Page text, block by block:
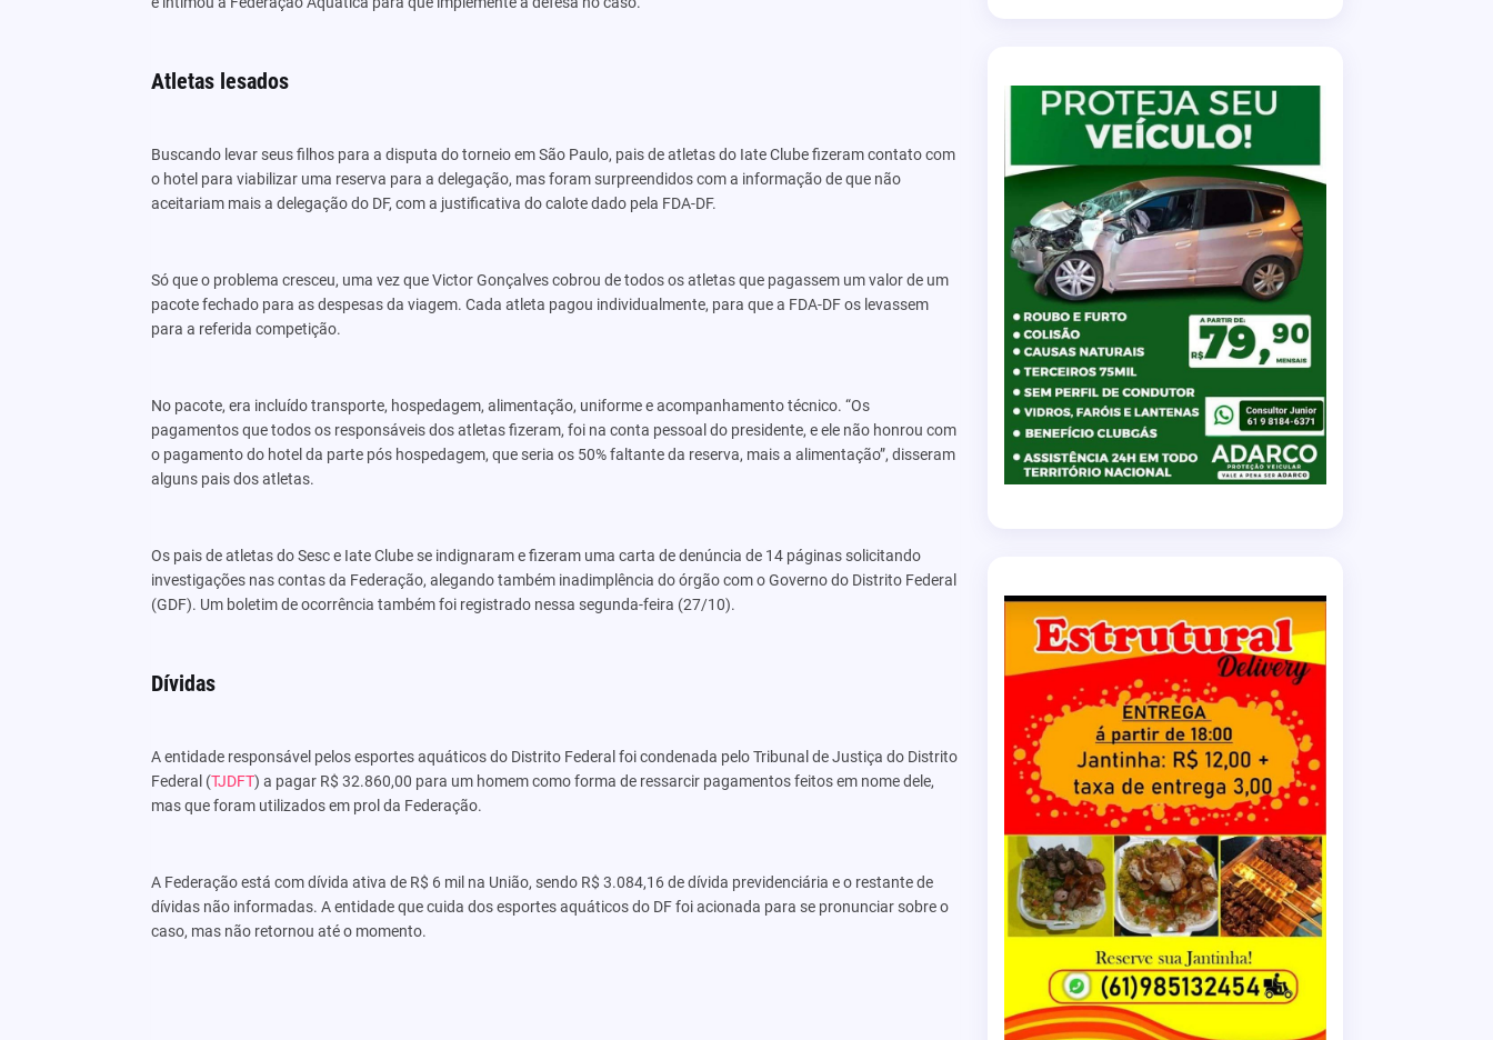
Atletas lesados
Buscando levar seus filhos para a disputa do torneio em São Paulo, pais de atletas do Iate Clube fizeram contato com
o hotel para viabilizar uma reserva para a delegação, mas foram surpreendidos com a informação de que não
aceitariam mais a delegação do DF, com a justificativa do calote dado pela FDA-DF.
Só que o problema cresceu, uma vez que Victor Gonçalves cobrou de todos os atletas que pagassem um valor de um
pacote fechado para as despesas da viagem. Cada atleta pagou individualmente, para que a FDA-DF os levassem
para a referida competição.
No pacote, era incluído transporte, hospedagem, alimentação, uniforme e acompanhamento técnico. “Os
pagamentos que todos os responsáveis dos atletas fizeram, foi na conta pessoal do presidente, e ele não honrou com
o pagamento do hotel da parte pós hospedagem, que seria os 50% faltante da reserva, mais a alimentação”, disseram
alguns pais dos atletas.
Os pais de atletas do Sesc e Iate Clube se indignaram e fizeram uma carta de denúncia de 14 páginas solicitando
investigações nas contas da Federação, alegando também inadimplência do órgão com o Governo do Distrito Federal
(GDF). Um boletim de ocorrência também foi registrado nessa segunda-feira (27/10).
Dívidas
A entidade responsável pelos esportes aquáticos do Distrito Federal foi condenada pelo Tribunal de Justiça do Distrito
Federal (TJDFT) a pagar R$ 32.860,00 para um homem como forma de ressarcir pagamentos feitos em nome dele,
mas que foram utilizados em prol da Federação.
A Federação está com dívida ativa de R$ 6 mil na União, sendo R$ 3.084,16 de dívida previdenciária e o restante de
dívidas não informadas. A entidade que cuida dos esportes aquáticos do DF foi acionada para se pronunciar sobre o
caso, mas não retornou até o momento.